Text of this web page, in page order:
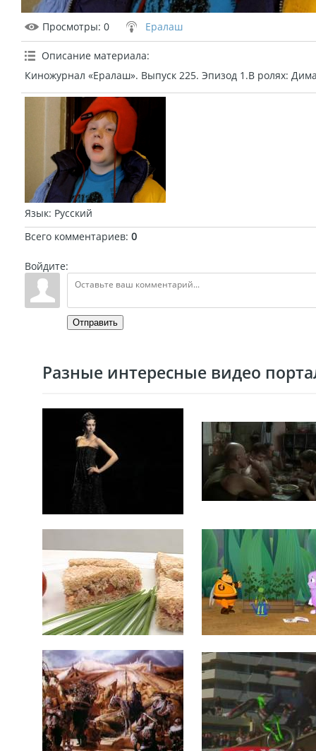
Просмотры: 0 Ералаш
Описание материала:
Киножурнал «Ералаш». Выпуск 225. Эпизод 1.В ролях:
Язык: Русский
Всего комментариев: 0
Войдите:
Отправить
Разные интересные видео